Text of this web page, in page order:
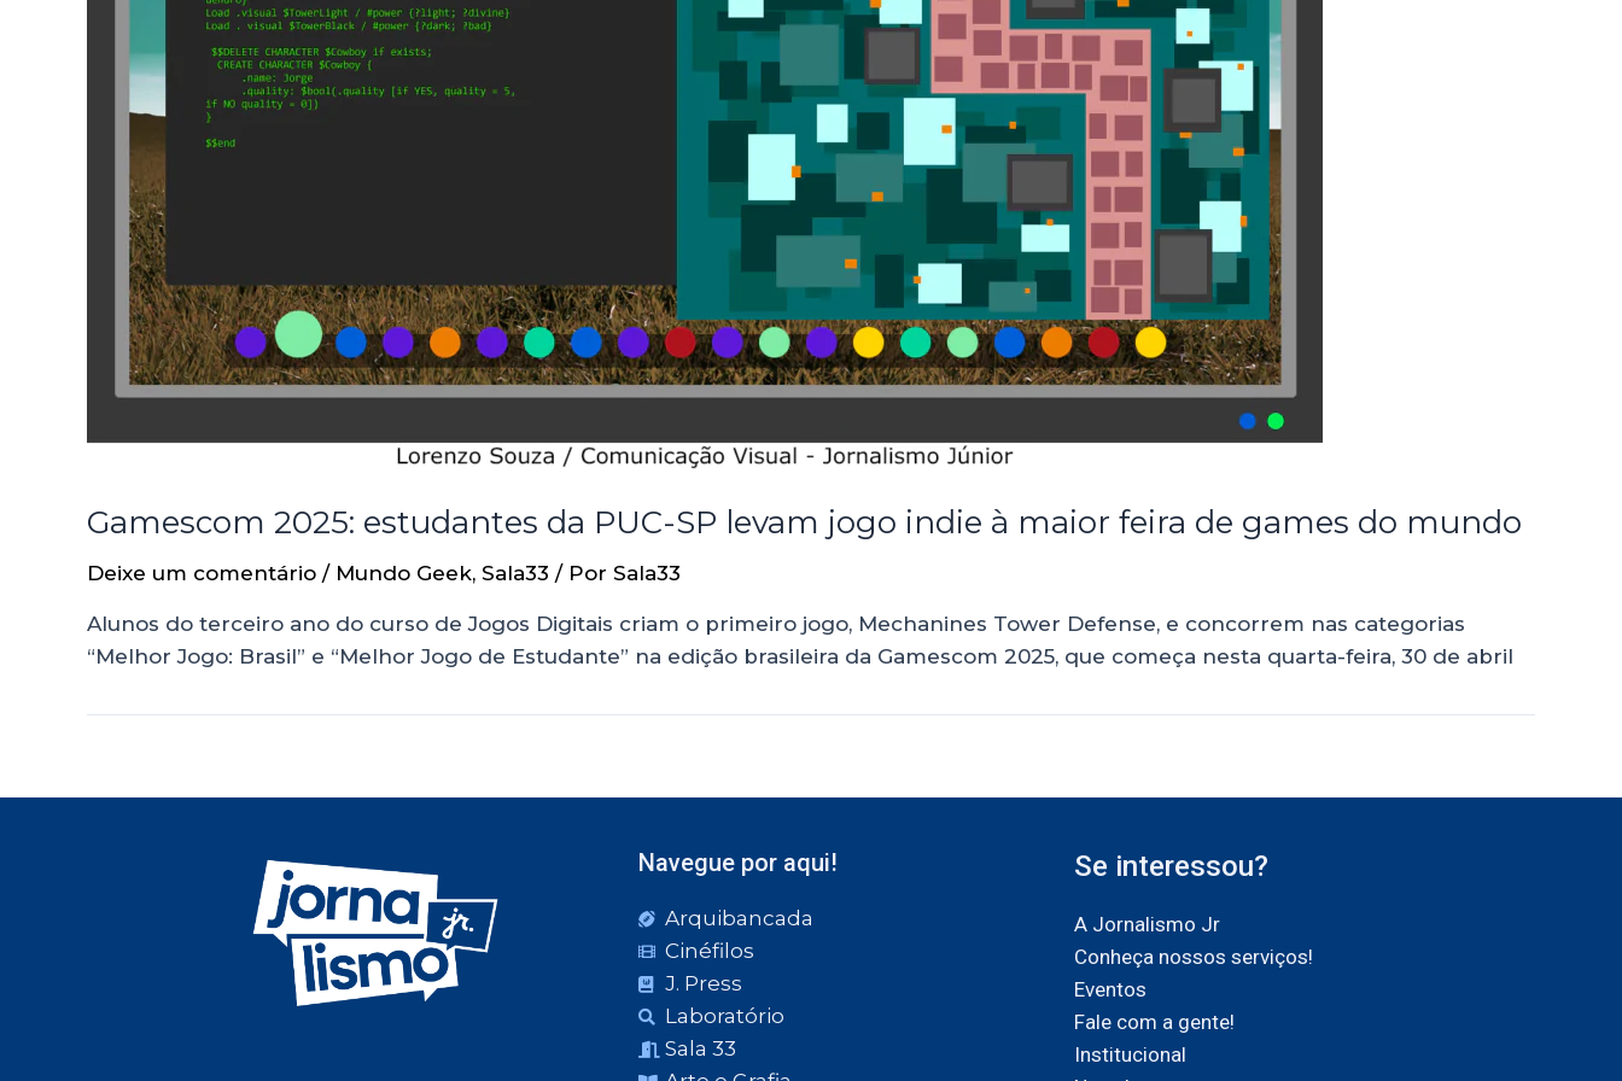
Gamescom 2025: estudantes da PUC-SP levam jogo indie à maior feira de games do mundo
Deixe um comentário / Mundo Geek, Sala33 / Por Sala33
Alunos do terceiro ano do curso de Jogos Digitais criam o primeiro jogo, Mechanines Tower Defense, e concorrem nas categorias
“Melhor Jogo: Brasil” e “Melhor Jogo de Estudante” na edição brasileira da Gamescom 2025, que começa nesta quarta-feira, 30 de abril
Navegue por aqui!
Arquibancada
Cinéfilos
J. Press
Laboratório
Sala 33
Se interessou?
A Jornalismo Jr
Conheça nossos serviços!
Eventos
Fale com a gente!
Institucional